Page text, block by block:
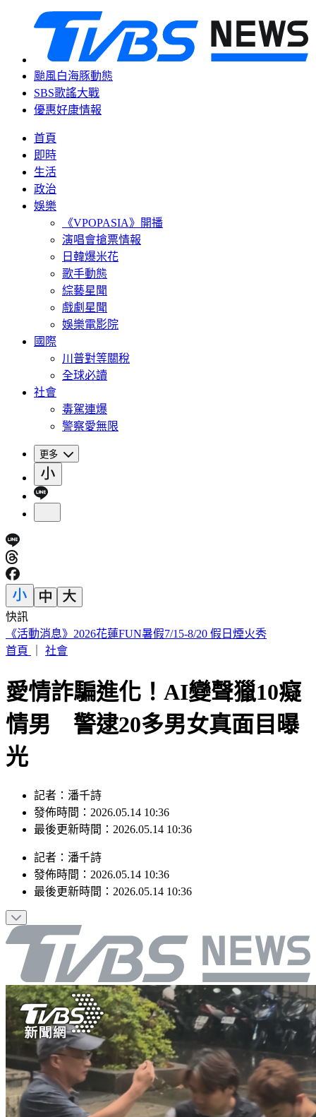
颱風白海豚動態
SBS歌謠大戰
優惠好康情報
首頁
即時
生活
政治
娛樂
《VPOPASIA》開播
演唱會搶票情報
日韓爆米花
歌手動態
綜藝星聞
戲劇星聞
娛樂電影院
國際
川普對等關稅
全球必讀
社會
毒駕連爆
警察愛無限
更多
快訊
iPhone 17也要漲了？傳最快「下週價格異動」 知情人曝內幕
首頁
社會
愛情詐騙進化！AI變聲獵10癡
情男 警逮20多男女真面目曝
光
記者：潘千詩
發佈時間：2026.05.14 10:36
最後更新時間：2026.05.14 10:36
記者 ： 潘千詩
發佈時間： 2026.05.14 10:36
最後更新時間： 2026.05.14 10:36